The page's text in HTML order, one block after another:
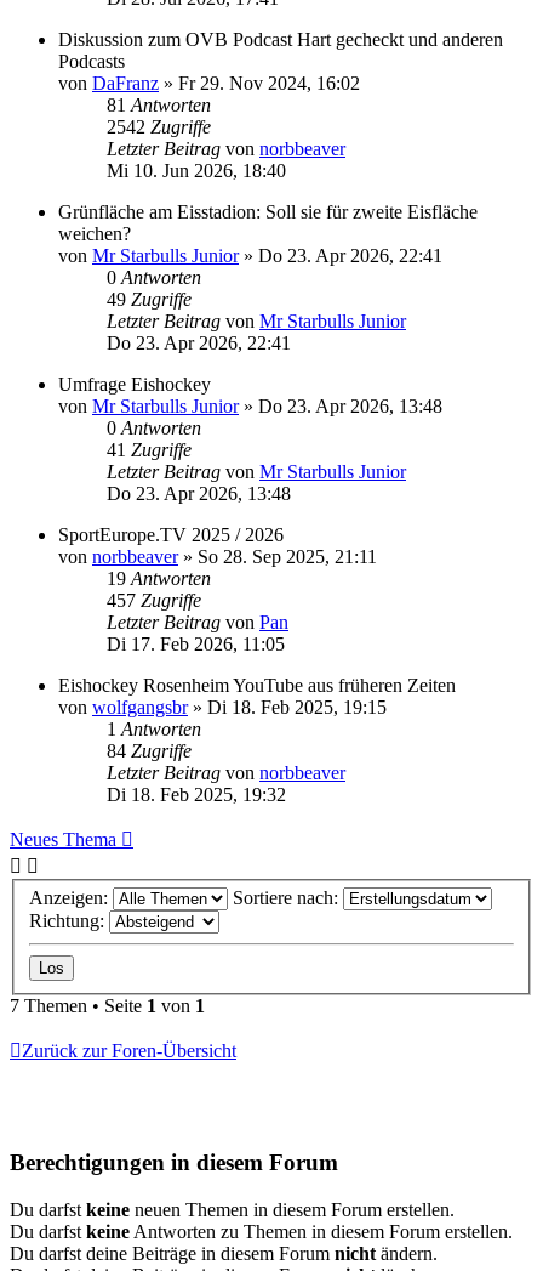
Diskussion zum OVB Podcast Hart gecheckt und anderen
Podcasts
von DaFranz » Fr 29. Nov 2024, 16:02
81 Antworten
2542 Zugriffe
Letzter Beitrag von norbbeaver
Mi 10. Jun 2026, 18:40
Grünfläche am Eisstadion: Soll sie für zweite Eisfläche
weichen?
von Mr Starbulls Junior» Do 23. Apr 2026, 22:41
0 Antworten
49 Zugriffe
Letzter Beitrag von Mr Starbulls Junior
Do 23. Apr 2026, 22:41
Umfrage Eishockey
von Mr Starbulls Junior» Do 23. Apr 2026, 13:48
0 Antworten
41 Zugriffe
Letzter Beitrag von Mr Starbulls Junior
Do 23. Apr 2026, 13:48
SportEurope.TV 2025 / 2026
von norbbeaver» So 28. Sep 2025, 21:11
19 Antworten
457 Zugriffe
Letzter Beitrag von Pan
Di 17. Feb 2026, 11:05
Eishockey Rosenheim YouTube aus früheren Zeiten
von wolfgangsbr» Di 18. Feb 2025, 19:15
1 Antworten
84 Zugriffe
Letzter Beitrag von norbbeaver
Di 18. Feb 2025, 19:32
Neues Thema
Anzeigen:
Sortiere nach:
Richtung:
7 Themen • Seite 1 von 1
Zurück zur Foren-Übersicht
Berechtigungen in diesem Forum
Du darfst keine neuen Themen in diesem Forum erstellen.
Du darfst keine Antworten zu Themen in diesem Forum erstellen.
Du darfst deine Beiträge in diesem Forum nicht ändern.